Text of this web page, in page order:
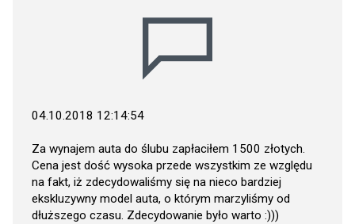
04.10.2018 12:14:54
Za wynajem auta do ślubu zapłaciłem 1500 złotych.
Cena jest dość wysoka przede wszystkim ze względu
na fakt, iż zdecydowaliśmy się na nieco bardziej
ekskluzywny model auta, o którym marzyliśmy od
dłuższego czasu. Zdecydowanie było warto :)))